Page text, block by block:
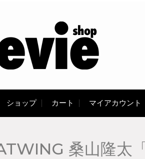
ショップ カート マイアカウント
桑山隆太